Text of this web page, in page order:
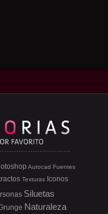
Autocad Fuentes
Texturas Iconos
Siluetas
Naturaleza